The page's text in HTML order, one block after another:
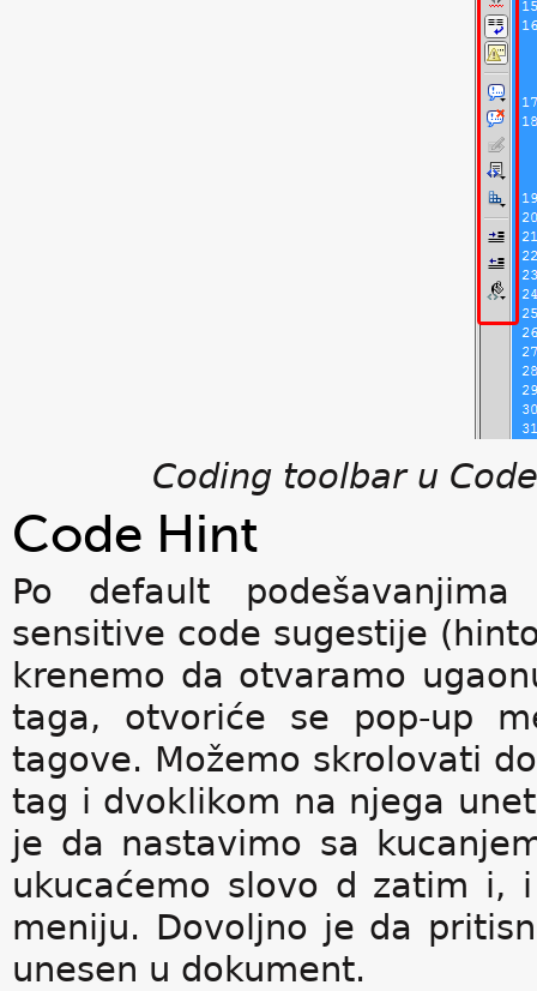
Coding toolbar u
Code Hint
Po default
sensitive code sugestije
krenemo da otvaramo
taga, otvoriće se pop-up
tagove. Možemo skrolovati
tag i dvoklikom na njega
je da nastavimo sa
ukucaćemo slovo d zatim i,
meniju. Dovoljno je da
unesen u dokument.